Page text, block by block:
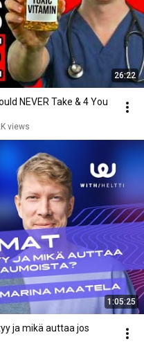
26:22
NEVER Take & 4 You
views
1:05:25
ja mikä auttaa jos